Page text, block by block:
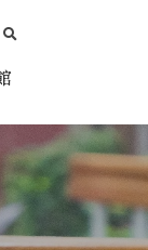
search